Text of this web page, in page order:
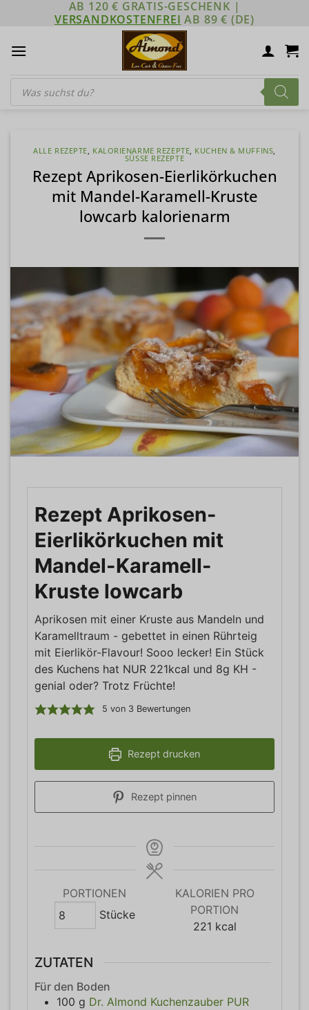
AB 120 € GRATIS-GESCHENK |
VERSANDKOSTENFREI AB 89 € (DE)
Products
search
ALLE REZEPTE, KALORIENARME REZEPTE, KUCHEN & MUFFINS,
SÜSSE REZEPTE
Rezept Aprikosen-Eierlikörkuchen
mit Mandel-Karamell-Kruste
lowcarb kalorienarm
Rezept Aprikosen-
Eierlikörkuchen mit
Mandel-Karamell-
Kruste lowcarb
Aprikosen mit einer Kruste aus Mandeln und
Karamelltraum - gebettet in einen Rührteig
mit Eierlikör-Flavour! Sooo lecker! Ein Stück
des Kuchens hat NUR 221kcal und 8g KH -
genial oder? Trotz Früchte!
5 von 3Bewertungen
Rezept drucken
Rezept pinnen
PORTIONEN
Stücke
KALORIEN PRO
PORTION
221 kcal
ZUTATEN
Für den Boden
100 g Dr. Almond Kuchenzauber PUR